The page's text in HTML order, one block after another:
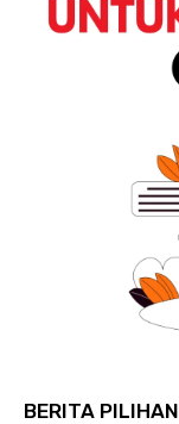
BERITA PILIHAN